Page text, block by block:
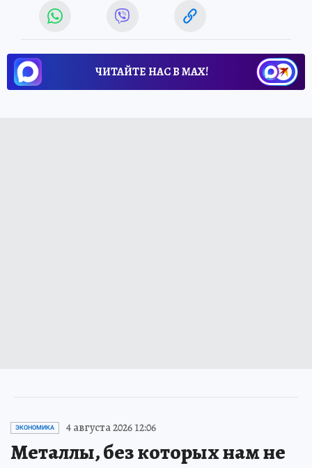
ЧИТАЙТЕ НАС В МАХ!
ЭКОНОМИКА 4 августа 2026 12:06
Металлы, без которых нам не